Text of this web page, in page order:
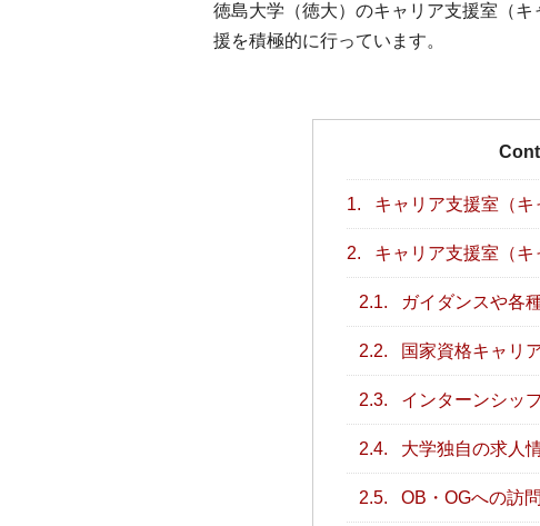
徳島大学（徳大）のキャリア支援室（
援を積極的に行っています。
1. キャリア支援室（キ
2. キャリア支援室（
2.1. ガイダンスや各
2.2. 国家資格キャリ
2.3. インターンシッ
2.4. 大学独自の求人
2.5. OB・OGへの訪